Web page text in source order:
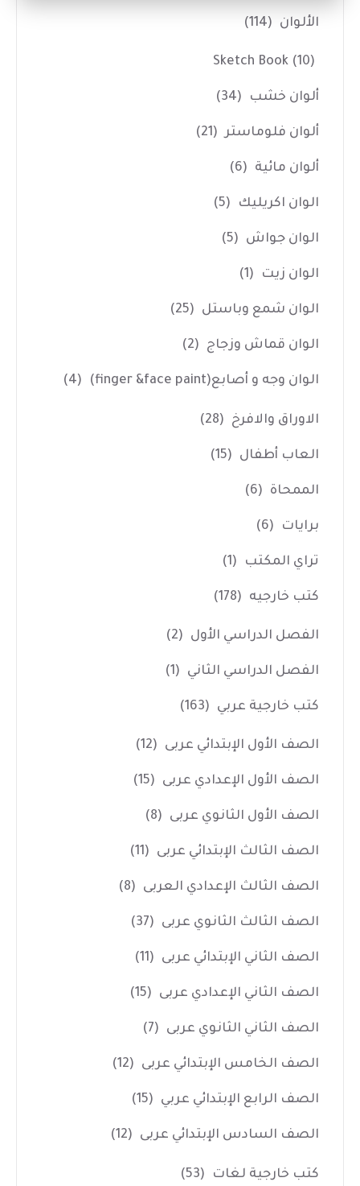
الألوان (114)
Sketch Book (10)
ألوان خشب (34)
ألوان فلوماستر (21)
ألوان مائية (6)
الوان اكريليك (5)
الوان جواش (5)
الوان زيت (1)
الوان شمع وباستل (25)
الوان قماش وزجاج (2)
الوان وجه و أصابع(finger &face paint) (4)
الاوراق والافرخ (28)
العاب أطفال (15)
الممحاة (6)
برايات (6)
تراي المكتب (1)
كتب خارجيه (178)
الفصل الدراسي الأول (2)
الفصل الدراسي الثاني (1)
كتب خارجية عربي (163)
الصف الأول الإبتدائي عربى (12)
الصف الأول الإعدادي عربى (15)
الصف الأول الثانوي عربى (8)
الصف الثالث الإبتدائي عربى (11)
الصف الثالث الإعدادي العربى (8)
الصف الثالث الثانوي عربى (37)
الصف الثاني الإبتدائي عربى (11)
الصف الثاني الإعدادي عربى (15)
الصف الثاني الثانوي عربى (7)
الصف الخامس الإبتدائي عربى (12)
الصف الرابع الإبتدائي عربي (15)
الصف السادس الإبتدائي عربى (12)
كتب خارجية لغات (53)